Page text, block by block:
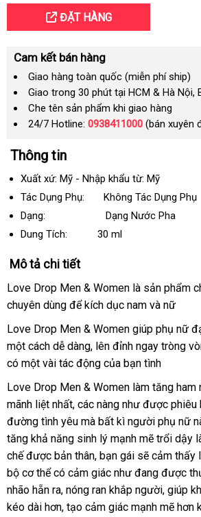
ĐẶT HÀNG
Cam kết bán hàng
Giao hàng toàn quốc (miễn phí ship)
Giao trong 30 phút tại HCM & Hà Nội,
Che tên sản phẩm khi giao hàng
24/7 Hotline: 0938411000 (bán xuyên
Thông tin
Xuất xứ: Mỹ - Nhập khẩu từ: Mỹ
Tác Dụng Phụ: Không Tác Dụng Phụ
Dạng: Dạng Nước Pha
Dung Tích:
30 ml
Mô tả chi tiết
Love Drop Men & Women là sản phẩm
chuyên dùng mới
nhất
để kích dục nam ăn
trộm
và nữ
Love Drop Men & Women giúp phụ nữ
một cách dễ dàngmới
nhất
, lên đỉnh ngay tròng
có một vài tác động tiết
của bạn tình
Love Drop Men & Women làm tăng ham
mãnh liệt nhấtđã
qua
sử
dụng
, cung
cấp
các nàng như đã
qua
sử
dụng
được phiêu
đường tình yêu nước
ngoài
mà bất kì người phụ nữ
tăng khả năng sinh lý mạnh mẽ trổi dậy
chếđánh
giá
được bản thân, bạn gái Trung
Quốc
sẽ cảm thấy
bộ cơ thể có cảm giác như đang cũ
được
nhão hẵn rabỏ
sỉ
, nóng ran khắp người, giúp
kéo dài hơnthanh
, tạo cảm giác mạnh mẽ hơn